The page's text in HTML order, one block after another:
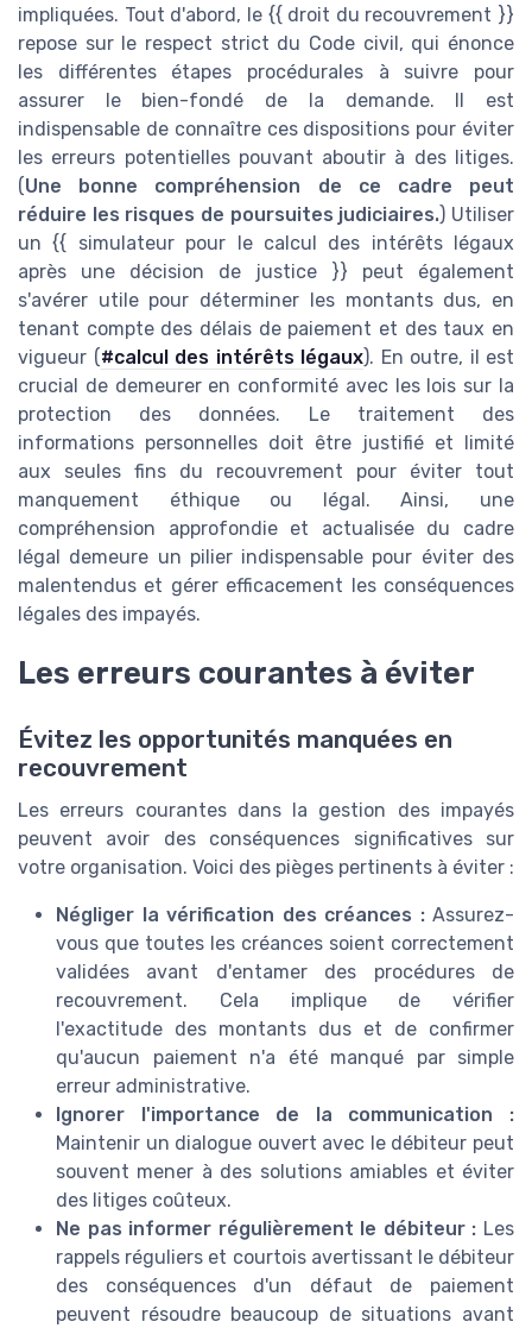
impliquées. Tout d'abord, le {{ droit du recouvrement }}
repose sur le respect strict du Code civil, qui énonce
les différentes étapes procédurales à suivre pour
assurer le bien-fondé de la demande. Il est
indispensable de connaître ces dispositions pour éviter
les erreurs potentielles pouvant aboutir à des litiges.
(Une bonne compréhension de ce cadre peut
réduire les risques de poursuites judiciaires.) Utiliser
un {{ simulateur pour le calcul des intérêts légaux
après une décision de justice }} peut également
s'avérer utile pour déterminer les montants dus, en
tenant compte des délais de paiement et des taux en
vigueur (#calcul des intérêts légaux). En outre, il est
crucial de demeurer en conformité avec les lois sur la
protection des données. Le traitement des
informations personnelles doit être justifié et limité
aux seules fins du recouvrement pour éviter tout
manquement éthique ou légal. Ainsi, une
compréhension approfondie et actualisée du cadre
légal demeure un pilier indispensable pour éviter des
malentendus et gérer efficacement les conséquences
légales des impayés.
Les erreurs courantes à éviter
Évitez les opportunités manquées en
recouvrement
Les erreurs courantes dans la gestion des impayés
peuvent avoir des conséquences significatives sur
votre organisation. Voici des pièges pertinents à éviter :
Négliger la vérification des créances :Assurez-
vous que toutes les créances soient correctement
validées avant d'entamer des procédures de
recouvrement. Cela implique de vérifier
l'exactitude des montants dus et de confirmer
qu'aucun paiement n'a été manqué par simple
erreur administrative.
Ignorer l'importance de la communication :
Maintenir un dialogue ouvert avec le débiteur peut
souvent mener à des solutions amiables et éviter
des litiges coûteux.
Ne pas informer régulièrement le débiteur : Les
rappels réguliers et courtois avertissant le débiteur
des conséquences d'un défaut de paiement
peuvent résoudre beaucoup de situations avant